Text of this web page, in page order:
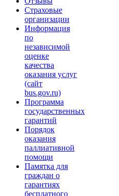
Страховые
организации
Информация
по
независимой
оценке
качества
оказания услуг
(сайт
bus.gov.ru)
Программа
государственных
гарантий
Порядок
оказания
паллиативной
помощи
Памятка для
граждан о
гарантиях
бесплатного